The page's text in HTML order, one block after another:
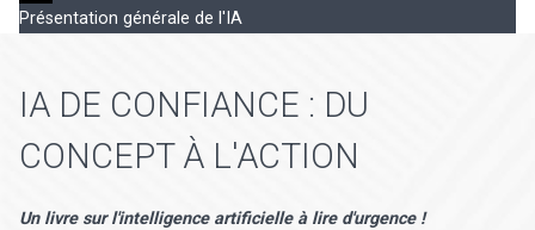
Présentation générale de l'IA
IA DE CONFIANCE : DU
CONCEPT À L'ACTION
Un livre sur l'intelligence artificielle à lire d'urgence !